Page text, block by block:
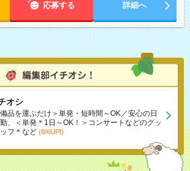
応募する 詳細へ
オシ
品を運ぶだけ＞単発・短時間～OK／安心の日
、＜単発＊1日～OK！＞コンサートなどのグッ
フ＊など (8/6UP!)